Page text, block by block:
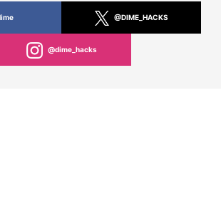
@DIME_HACKS
@dime_hacks